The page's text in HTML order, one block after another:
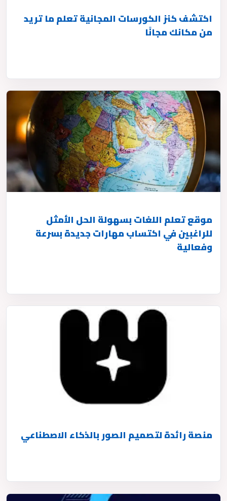
اكتشف كنز الكورسات المجانية تعلم ما تريد
من مكانك مجانًا
موقع تعلم اللغات بسهولة الحل الأمثل
للراغبين في اكتساب مهارات جديدة بسرعة
وفعالية
منصة رائدة لتصميم الصور بالذكاء الاصطناعي